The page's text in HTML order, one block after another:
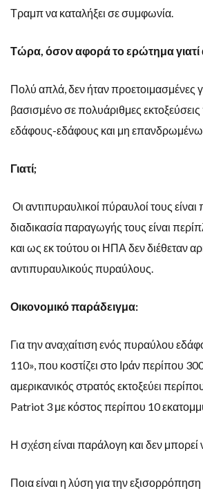
Τραμπ να καταλήξει σε συμφωνία.
Τώρα, όσον αφορά το ερώτημα γιατί
Πολύ απλά, δεν ήταν προετοιμασμένες
βασισμένο σε πολυάριθμες
εδάφους-εδάφους και μη
Γιατί;
Οι αντιπυραυλικοί πύραυλοί τους είναι
διαδικασία παραγωγής τους είναι
και ως εκ τούτου οι ΗΠΑ δεν διέθεταν
αντιπυραυλικούς πυραύλους.
Οικονομικό παράδειγμα:
Για την αναχαίτιση ενός πυραύλου
110», που κοστίζει στο Ιράν περίπου
αμερικανικός στρατός εκτοξεύει
Patriot 3 με κόστος περίπου 10
Η σχέση είναι παράλογη και δεν μπορεί
Ποια είναι η λύση για την